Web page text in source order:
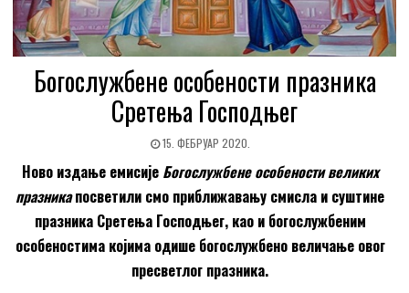
Богослужбене особености празника
Сретења Господњег
15. ФЕБРУАР 2020.
Ново издање емисије Богослужбене особености великих
празникапосветили смо приближавању смисла и суштине
празника Сретења Господњег, као и богослужбеним
особеностима којима одише богослужбено величање овог
пресветлог празника.